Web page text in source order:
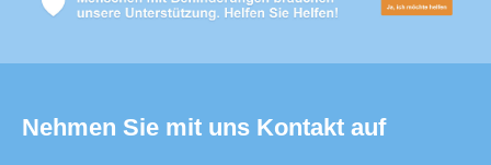
Nehmen Sie mit uns Kontakt auf